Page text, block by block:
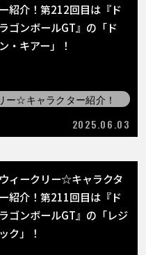
ー紹介！第212回目は『ド
ラゴンボールGT』の「ド
ン・キアー」！
ー☆キャラクター紹介！
2025.06.03
ウィークリー☆キャラクタ
ー紹介！第211回目は『ド
ラゴンボールGT』の「レジ
ック」！